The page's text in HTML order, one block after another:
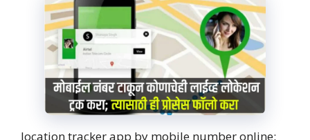
location tracker app by mobile number online: